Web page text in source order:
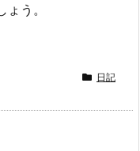
う。
日記